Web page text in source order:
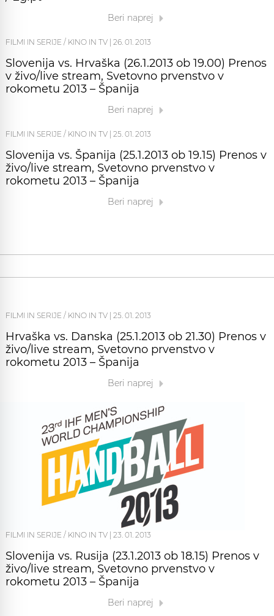
Beri naprej
FILMI IN SERIJE / KINO IN TV 26. 01. 2013
Slovenija vs. Hrvaška (26.1.2013 ob 19.00) Prenos
v živo/live stream, Svetovno prvenstvo v
rokometu 2013 – Španija
Beri naprej
FILMI IN SERIJE / KINO IN TV 25. 01. 2013
Slovenija vs. Španija (25.1.2013 ob 19.15) Prenos v
živo/live stream, Svetovno prvenstvo v
rokometu 2013 – Španija
Beri naprej
FILMI IN SERIJE / KINO IN TV | 25. 01. 2013
Hrvaška vs. Danska (25.1.2013 ob 21.30) Prenos v
živo/live stream, Svetovno prvenstvo v
rokometu 2013 – Španija
Beri naprej
FILMI IN SERIJE / KINO IN TV 23. 01. 2013
Slovenija vs. Rusija (23.1.2013 ob 18.15) Prenos v
živo/live stream, Svetovno prvenstvo v
rokometu 2013 – Španija
Beri naprej